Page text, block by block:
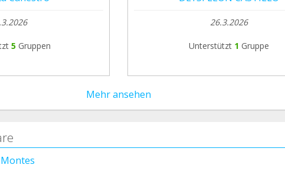
5 Gruppen
26.3.2026
Unterstützt 1 Gruppe
Mehr ansehen